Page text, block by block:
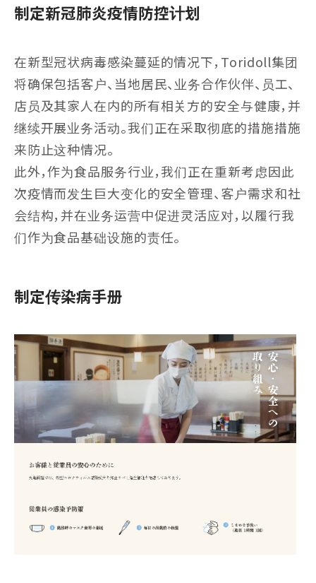
制定新冠肺炎疫情防控计划
在新型冠状病毒感染蔓延的情况下，Toridoll集团
将确保包括客户、当地居民、业务合作伙伴、员工、
店员及其家人在内的所有相关方的安全与健康，并
继续开展业务活动。我们正在采取彻底的措施措施
来防止这种情况。
此外，作为食品服务行业，我们正在重新考虑因此
次疫情而发生巨大变化的安全管理、客户需求和社
会结构，并在业务运营中促进灵活应对，以履行我
们作为食品基础设施的责任。
制定传染病手册